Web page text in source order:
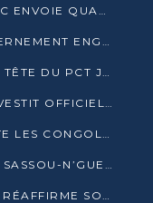
BOURSES D’EXCELLENCE : LA SNPC ENVOIE QUATRE NOUVEAUX TALENTS CONGOLAIS SE FORMER À BAKOU
MARCHÉS DOMANIAUX : LE GOUVERNEMENT ENGAGE LA STRUCTURATION DES TAXES D’ASSAINISSEMENT
PIERRE MOUSSA RECONDUIT À LA TÊTE DU PCT JUSQU’EN 2031
PRÉSIDENTIELLE 2026 : LE PCT INVESTIT OFFICIELLEMENT DENIS SASSOU NGUESSO
DENIS SASSOU-N’GUESSO EXHORTE LES CONGOLAIS À L’UNITÉ ET AU FAIR-PLAY DÉMOCRATIQUE EN 2026
RÉVEILLON D’ARMES 2025 : DENIS SASSOU-N’GUESSO GARANTIT DES ÉLECTIONS 2026 PAISIBLES ET SÉCURISÉES
CONGRÈS DU PCT : LE CLUB 2002 RÉAFFIRME SON SOUTIEN À DENIS SASSOU-N’GUESSO POUR 2026